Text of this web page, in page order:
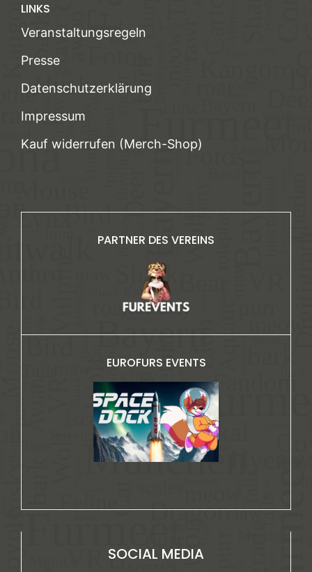
LINKS
Veranstaltungsregeln
Presse
Datenschutzerklärung
Impressum
Kauf widerrufen (Merch-Shop)
PARTNER DES VEREINS
EUROFURS EVENTS
SOCIAL MEDIA